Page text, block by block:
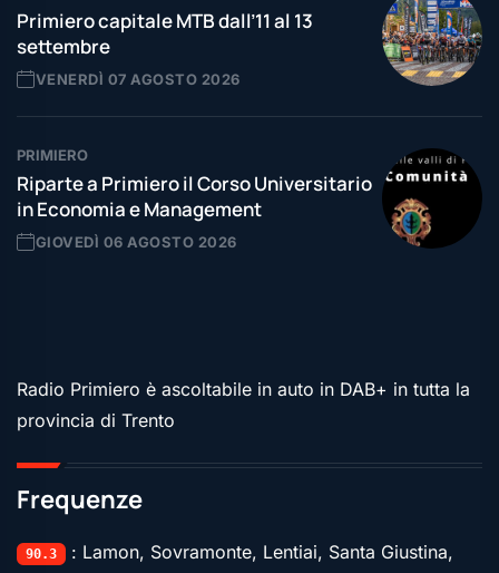
Primiero capitale MTB dall’11 al 13
settembre
VENERDÌ 07 AGOSTO 2026
PRIMIERO
Riparte a Primiero il Corso Universitario
in Economia e Management
GIOVEDÌ 06 AGOSTO 2026
Radio Primiero è ascoltabile in auto in DAB+ in tutta la
provincia di Trento
Frequenze
90.3 : Lamon, Sovramonte, Lentiai, Santa Giustina,